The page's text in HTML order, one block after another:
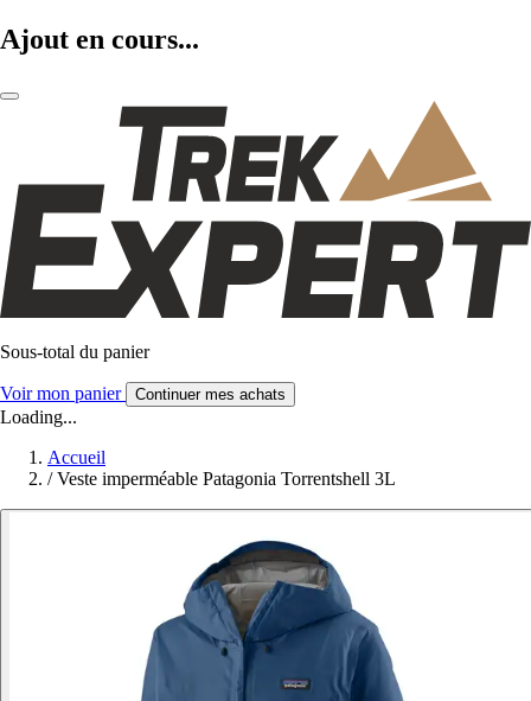
Ajout en cours...
Sous-total du panier
Voir mon panier Continuer mes achats
Loading...
Accueil
/ Veste imperméable Patagonia Torrentshell 3L